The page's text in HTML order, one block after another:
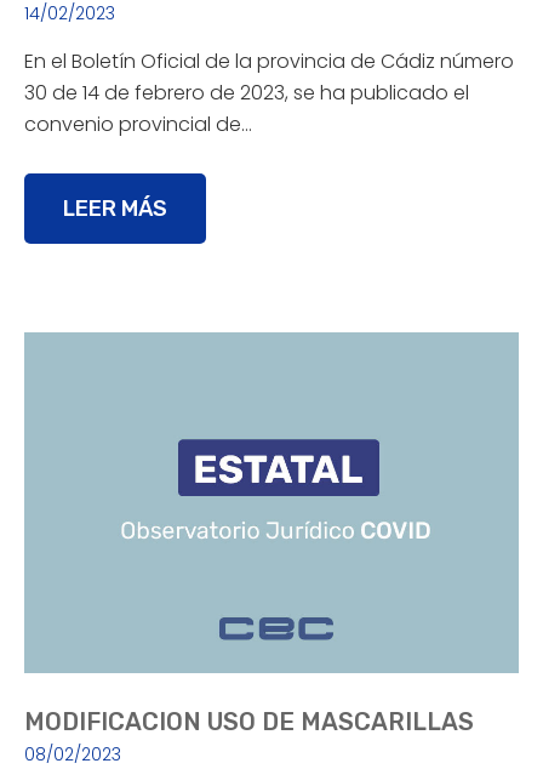
14/02/2023
En el Boletín Oficial de la provincia de Cádiz número
30 de 14 de febrero de 2023, se ha publicado el
convenio provincial de…
LEER MÁS
MODIFICACION USO DE MASCARILLAS
08/02/2023